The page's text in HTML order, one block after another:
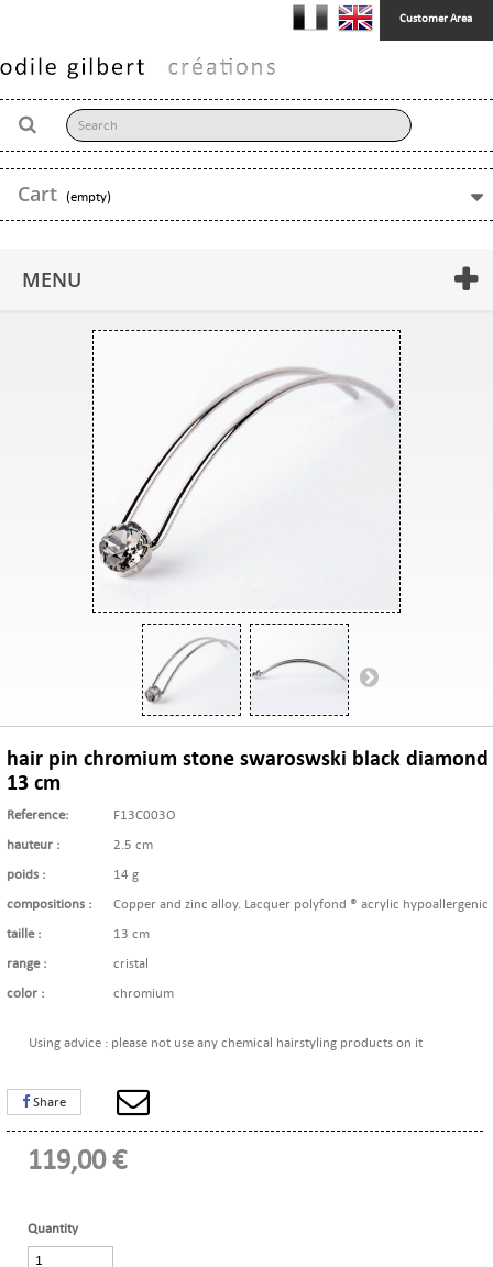
Customer Area
Cart (empty)
MENU
hair pin chromium stone swaroswski black diamond
13 cm
Reference:
F13C003O
hauteur :
2.5 cm
poids :
14 g
compositions :
Copper and zinc alloy. Lacquer polyfond ® acrylic hypoallergenic
taille :
13 cm
range :
cristal
color :
chromium
Using advice : please not use any chemical hairstyling products on it
Share
119,00 €
Quantity